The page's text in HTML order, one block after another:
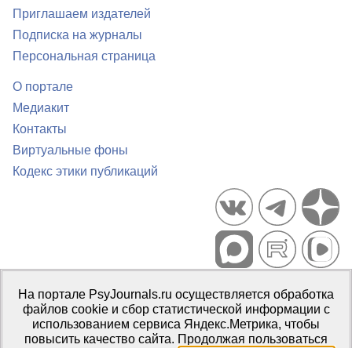
Приглашаем издателей
Подписка на журналы
Персональная страница
О портале
Медиакит
Контакты
Виртуальные фоны
Кодекс этики публикаций
Портал психологических изданий PsyJournals.ru, 2007–2026
Правила использования материалов
Свидетельство регистрации СМИЭл № ФС77-66447 от 14 июля
2016 г.
На портале PsyJournals.ru осуществляется обработка
файлов cookie и сбор статистической информации с
использованием сервиса Яндекс.Метрика, чтобы
повысить качество сайта. Продолжая пользоваться